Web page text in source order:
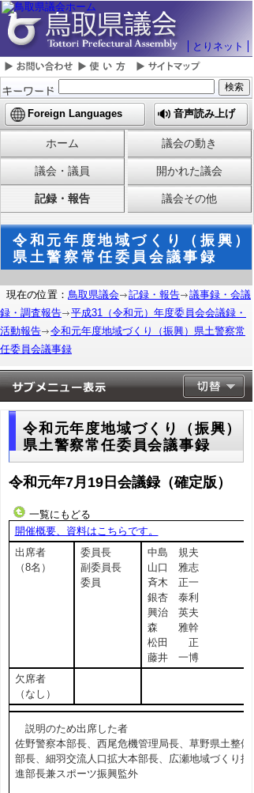
とりネット
Foreign Languages 音声読み上げ
ホーム 議会の動き
議会・議員 開かれた議会
記録・報告 議会その他
令和元年度地域づくり（振興）
県土警察常任委員会議事録
現在の位置： 鳥取県議会 記録・報告
議事録・会議
録・調査報告
平成31（令和元）年度委員会会議録・
活動報告
令和元年度地域づくり（振興）県土警察常
任委員会議事録
令和元年度地域づくり（振興）
県土警察常任委員会議事録
令和元年7月19日会議録（確定版）
一覧にもどる
開催概要、資料はこちらです。
出席者
（8名）
委員長
副委員長
委員
中島 規夫
山口 雅志
斉木 正一
銀杏 泰利
興治 英夫
森 雅幹
松田 正
藤井 一博
欠席者
（なし）
説明のため出席した者
佐野警察本部長、西尾危機管理局長、草野県土整備
部長、細羽交流人口拡大本部長、広瀬地域づくり推
進部長兼スポーツ振興監外